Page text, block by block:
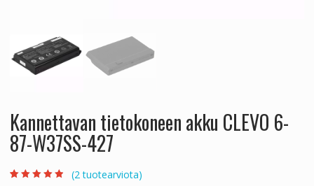
Kannettavan tietokoneen akku CLEVO 6-
87-W37SS-427
(2tuotearviota)